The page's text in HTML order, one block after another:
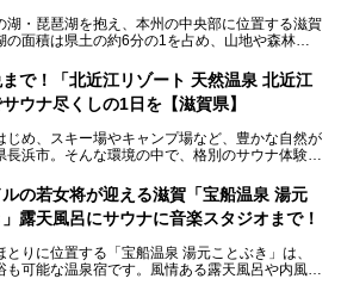
湖・琵琶湖を抱え、本州の中央部に位置する滋賀
の面積は県土の約6分の1を占め、山地や森林部
県内には世界遺産の比叡山延暦寺、天守が国宝に
いる彦根城、国の特別史跡の安土城跡など、多数
ります。
大な景色を眺めながら入れる施設もありますよ。
で！「北近江リゾート 天然温泉 北近江
ウナ尽くしの1日を【滋賀県】
じめ、スキー場やキャンプ場など、豊かな自然が
長浜市。そんな環境の中で、格別のサウナ体験を
北近江リゾート 天然温泉 北近江の湯」で朝から
める過ごし方をご紹介！ サウナ設備やサウナド
すよ。
の若女将が迎える滋賀「宝船温泉 湯元
露天風呂にサウナに音楽スタジオまで！
とりに位置する「宝船温泉 湯元ことぶき」は、
も可能な温泉宿です。風情ある露天風呂や内風